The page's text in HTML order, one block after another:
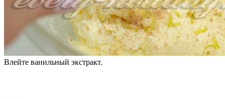
Влейте ванильный экстракт.